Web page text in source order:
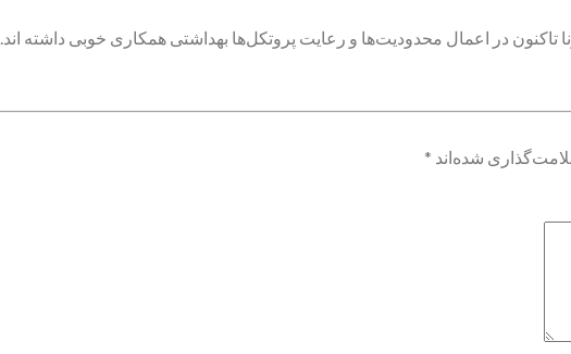
در اعمال محدودیت‌ها و رعایت پروتکل‌ها بهداشتی همکاری خوبی داشته اند.
شده‌اند *